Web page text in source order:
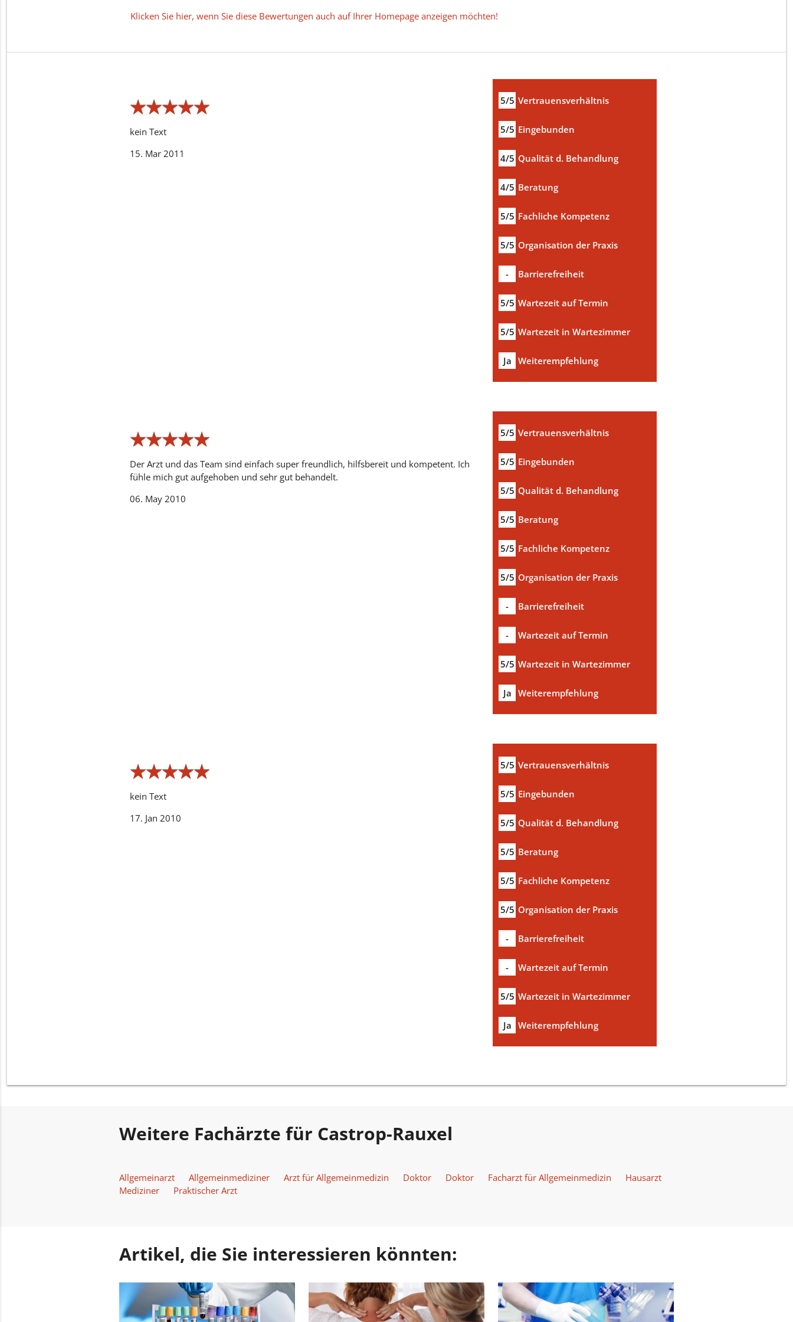
Klicken Sie hier, wenn Sie diese Bewertungen auch auf Ihrer Homepage anzeigen möchten!
5/5 Vertrauensverhältnis
5/5 Eingebunden
4/5 Qualität d. Behandlung
4/5 Beratung
5/5 Fachliche Kompetenz
5/5 Organisation der Praxis
- Barrierefreiheit
5/5 Wartezeit auf Termin
5/5 Wartezeit in Wartezimmer
Ja Weiterempfehlung
★★★★★
★★★★★
kein Text
15. Mar 2011
5/5 Vertrauensverhältnis
5/5 Eingebunden
5/5 Qualität d. Behandlung
5/5 Beratung
5/5 Fachliche Kompetenz
5/5 Organisation der Praxis
- Barrierefreiheit
- Wartezeit auf Termin
5/5 Wartezeit in Wartezimmer
Ja Weiterempfehlung
★★★★★
★★★★★
Der Arzt und das Team sind einfach super freundlich, hilfsbereit und kompetent. Ich
fühle mich gut aufgehoben und sehr gut behandelt.
06. May 2010
5/5 Vertrauensverhältnis
5/5 Eingebunden
5/5 Qualität d. Behandlung
5/5 Beratung
5/5 Fachliche Kompetenz
5/5 Organisation der Praxis
- Barrierefreiheit
- Wartezeit auf Termin
5/5 Wartezeit in Wartezimmer
Ja Weiterempfehlung
★★★★★
★★★★★
kein Text
17. Jan 2010
Weitere Fachärzte für Castrop-Rauxel
Allgemeinarzt Allgemeinmediziner Arzt für Allgemeinmedizin Doktor Doktor Facharzt für Allgemeinmedizin
Hausarzt
Mediziner
Praktischer Arzt
Artikel, die Sie interessieren könnten: